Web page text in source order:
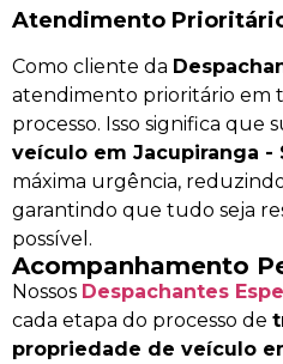
Atendimento
Como cliente da
atendimento prioritário em
processo. Isso significa que
veículo em Jacupiranga -
máxima urgência,
garantindo que tudo seja
possível.
Acompanhamento
Nossos Despachantes
cada etapa do processo de
propriedade de veículo